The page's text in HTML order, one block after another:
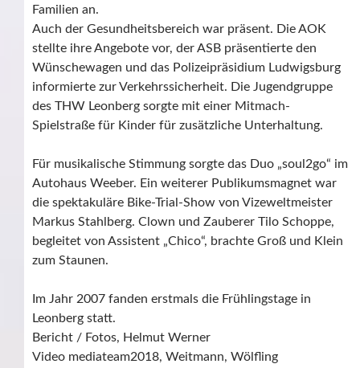
Familien an.
Auch der Gesundheitsbereich war präsent. Die AOK
stellte ihre Angebote vor, der ASB präsentierte den
Wünschewagen und das Polizeipräsidium Ludwigsburg
informierte zur Verkehrssicherheit. Die Jugendgruppe
des THW Leonberg sorgte mit einer Mitmach-
Spielstraße für Kinder für zusätzliche Unterhaltung.
Für musikalische Stimmung sorgte das Duo „soul2go“ im
Autohaus Weeber. Ein weiterer Publikumsmagnet war
die spektakuläre Bike-Trial-Show von Vizeweltmeister
Markus Stahlberg. Clown und Zauberer Tilo Schoppe,
begleitet von Assistent „Chico“, brachte Groß und Klein
zum Staunen.
Im Jahr 2007 fanden erstmals die Frühlingstage in
Leonberg statt.
Bericht / Fotos, Helmut Werner
Video mediateam2018, Weitmann, Wölfling